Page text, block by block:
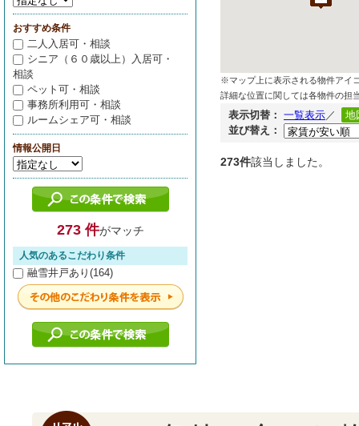
※マップ上に表示される物件アイ
詳細な位置に関しては各物件の担
表示切替： 一覧表示／
地
並び替え：
273件該当しました。
おすすめ条件
二人入居可・相談
シニア（６０歳以上）入居可・
相談
ペット可・相談
事務所利用可・相談
ルームシェア可・相談
情報公開日
273 件がマッチ
人気のあるこだわり条件
融雪井戸あり(164)